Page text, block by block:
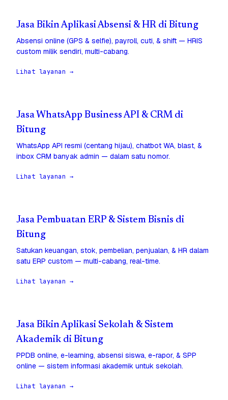
Jasa Bikin Aplikasi Absensi & HR di Bitung
Absensi online (GPS & selfie), payroll, cuti, & shift — HRIS
custom milik sendiri, multi-cabang.
Lihat layanan →
Jasa WhatsApp Business API & CRM di
Bitung
WhatsApp API resmi (centang hijau), chatbot WA, blast, &
inbox CRM banyak admin — dalam satu nomor.
Lihat layanan →
Jasa Pembuatan ERP & Sistem Bisnis di
Bitung
Satukan keuangan, stok, pembelian, penjualan, & HR dalam
satu ERP custom — multi-cabang, real-time.
Lihat layanan →
Jasa Bikin Aplikasi Sekolah & Sistem
Akademik di Bitung
PPDB online, e-learning, absensi siswa, e-rapor, & SPP
online — sistem informasi akademik untuk sekolah.
Lihat layanan →